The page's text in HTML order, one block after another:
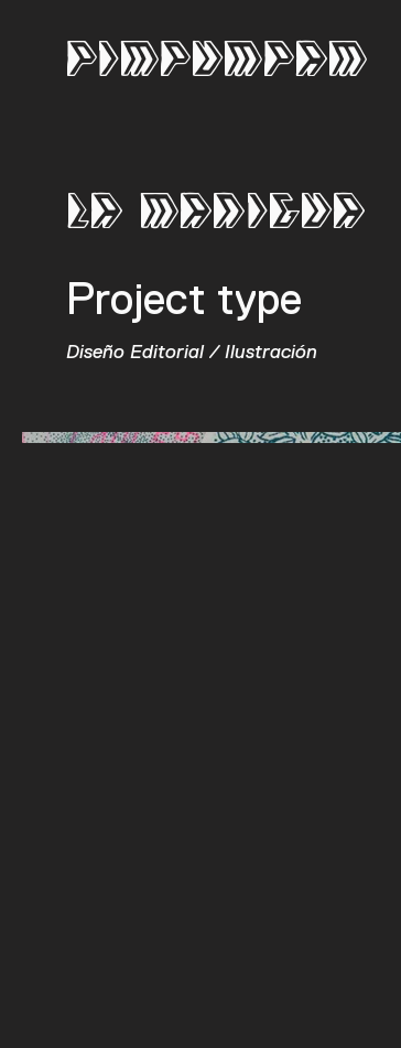
PIMPUMPAM
La Manigua
Project type
Diseño Editorial / Ilustración